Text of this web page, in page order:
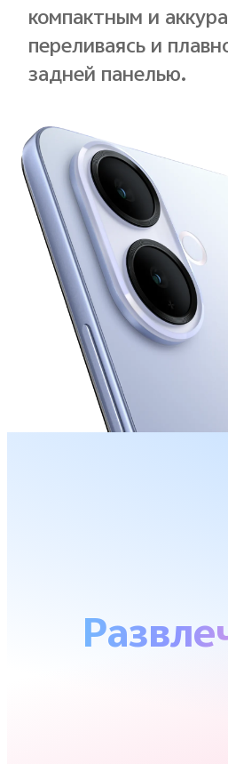
компактным и
переливаясь и
задней панелью.